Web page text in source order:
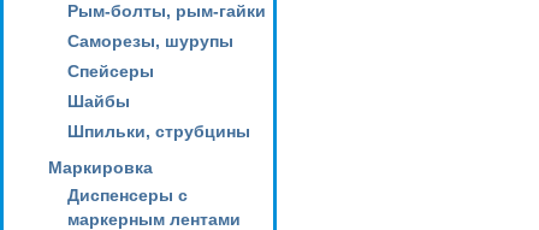
Рым-болты, рым-гайки
Саморезы, шурупы
Спейсеры
Шайбы
Шпильки, струбцины
Маркировка
Диспенсеры с
маркерным лентами